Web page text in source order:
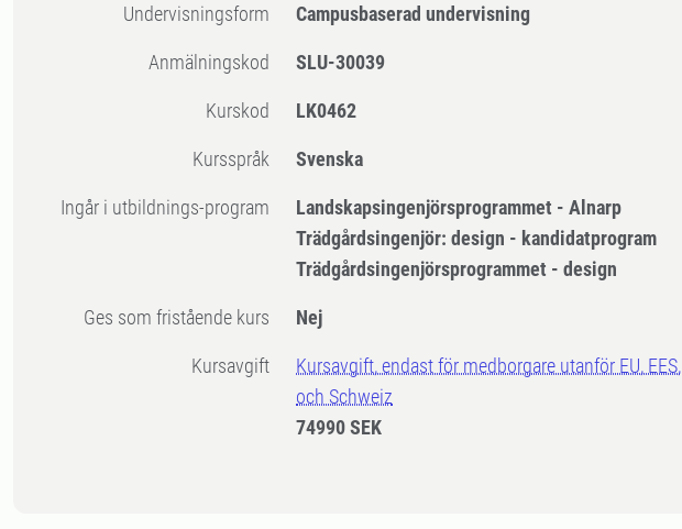
Undervisningsform Campusbaserad undervisning
Anmälningskod SLU-30039
Kurskod LK0462
Kursspråk Svenska
Ingår i utbildnings-program
Landskapsingenjörsprogrammet - Alnarp
Trädgårdsingenjör: design - kandidatprogram
Trädgårdsingenjörsprogrammet - design
Ges som fristående kurs Nej
Kursavgift
Kursavgift, endast för medborgare utanför EU, EES,
och Schweiz
74990 SEK